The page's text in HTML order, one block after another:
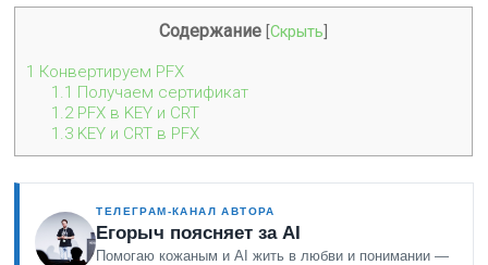
Содержание [Скрыть
1 Конвертируем PFX
1.1 Получаем сертификат
1.2PFX в KEY и CRT
1.3 KEY и CRT в PFX
ТЕЛЕГРАМ-КАНАЛ АВТОРА
Егорыч поясняет за AI
Помогаю кожаным и AI жить в любви и понимании —